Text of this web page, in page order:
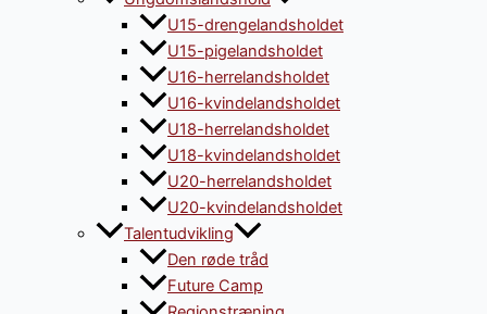
U15-drengelandsholdet
U15-pigelandsholdet
U16-herrelandsholdet
U16-kvindelandsholdet
U18-herrelandsholdet
U18-kvindelandsholdet
U20-herrelandsholdet
U20-kvindelandsholdet
Talentudvikling
Den røde tråd
Future Camp